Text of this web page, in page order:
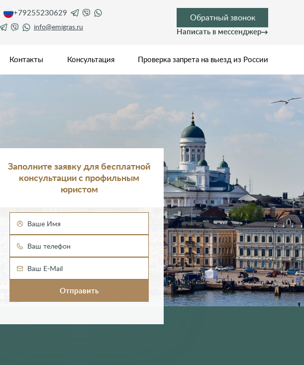
+79255230629
info@emigras.ru
Обратный звонок
Написать в мессенджер
Контакты Консультация Проверка запрета на выезд из России
Заполните заявку для бесплатной
консультации с профильным
юристом